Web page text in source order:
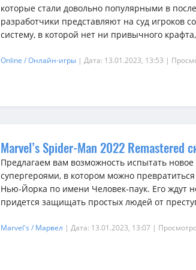
которые стали довольно популярными в
разработчики представляют на суд игроков
систему, в которой нет ни привычного
Online / Онлайн-игры | Дата: 13.01.2023, 13:53 |
Marvel’s Spider-Man 2022 Remastered
Предлагаем вам возможность испытать
супергероями, в котором можно
Нью-Йорка по имени Человек-паук. Его ждут
придется защищать простых людей от
Marvel's / Марвел | Дата: 13.01.2023, 13:07 |